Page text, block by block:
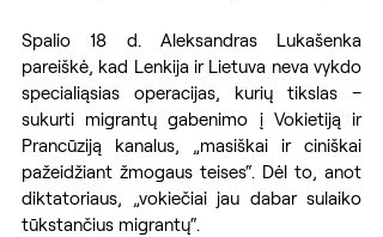
Spalio 18 d. Aleksandras Lukašenka
pareiškė, kad Lenkija ir Lietuva neva vykdo
specialiąsias operacijas, kurių tikslas –
sukurti migrantų gabenimo į Vokietiją ir
Prancūziją kanalus, „masiškai ir ciniškai
pažeidžiant žmogaus teises“. Dėl to, anot
diktatoriaus, „vokiečiai jau dabar sulaiko
tūkstančius migrantų“.